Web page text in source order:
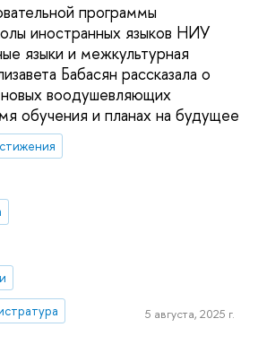
программы
иностранных языков НИУ
языки и межкультурная
Бабасян рассказала о
воодушевляющих
обучения и планах на будущее
5 августа, 2025 г.